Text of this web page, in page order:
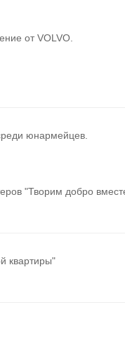
от VOLVO.
юнармейцев.
"Творим добро
квартиры"